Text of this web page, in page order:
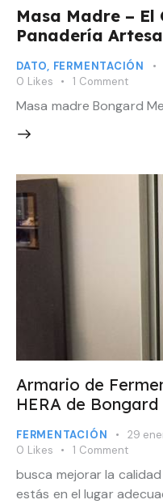
Masa Madre – El
Panadería
DATO, FERMENTACIÓN
0 Likes 1 Comment
Masa madre Bongard
Armario de
HERA de
FERMENTACIÓN 29
0 Likes 1 Comment
busca mejorar la
estás en el lugar